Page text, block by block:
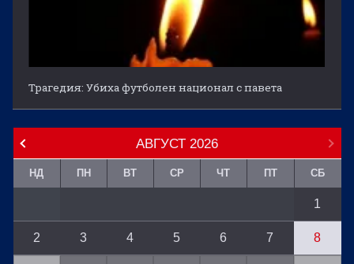
Трагедия: Убиха футболен национал с павета
АВГУСТ 2026
НД ПН ВТ СР ЧТ ПТ СБ
1
2 3 4 5 6 7 8